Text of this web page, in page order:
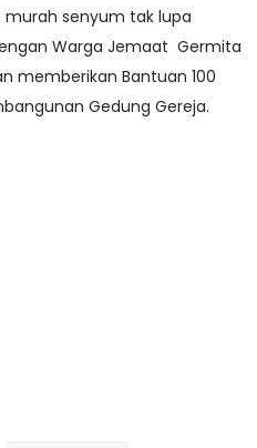
senyum tak lupa
Warga Jemaat Germita
memberikan Bantuan 100
Gedung Gereja.